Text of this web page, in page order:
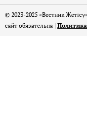
© 2023-2025 «Вестник
сайт обязательна |